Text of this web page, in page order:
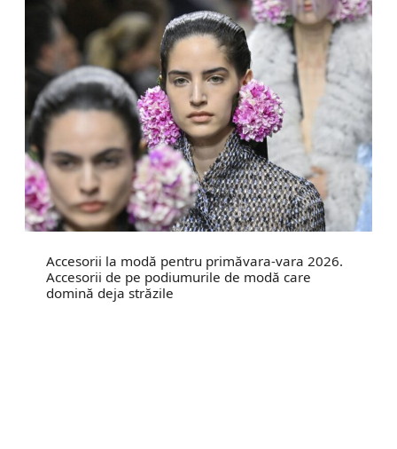
Accesorii la modă pentru primăvara-vara 2026.
Accesorii de pe podiumurile de modă care
domină deja străzile